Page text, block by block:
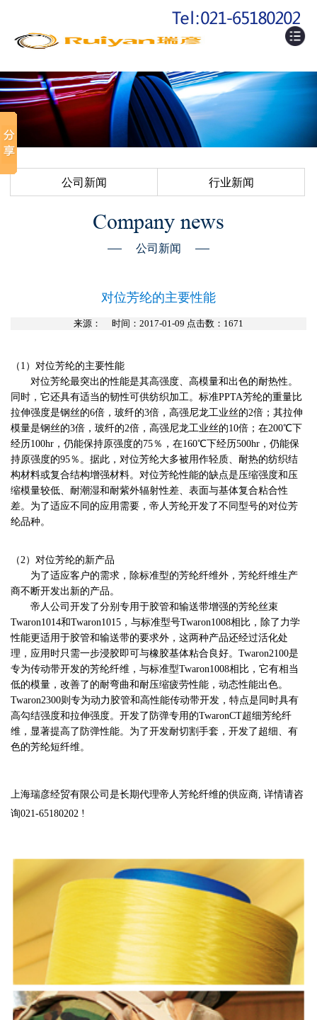
公司新闻 行业新闻
Company news
公司新闻
对位芳纶的主要性能
来源： 时间：2017-01-09 点击数： 1671
（1）对位芳纶的主要性能
对位芳纶最突出的性能是其高强度、高模量和出色的耐热性。
同时，它还具有适当的韧性可供纺织加工。标准PPTA芳纶的重量比
拉伸强度是钢丝的6倍，玻纤的3倍，高强尼龙工业丝的2倍；其拉伸
模量是钢丝的3倍，玻纤的2倍，高强尼龙工业丝的10倍；在200℃下
经历100hr，仍能保持原强度的75％，在160℃下经历500hr，仍能保
持原强度的95％。据此，对位芳纶大多被用作轻质、耐热的纺织结
构材料或复合结构增强材料。对位芳纶性能的缺点是压缩强度和压
缩模量较低、耐潮湿和耐紫外辐射性差、表面与基体复合粘合性
差。为了适应不同的应用需要，帝人芳纶开发了不同型号的对位芳
纶品种。
（2）对位芳纶的新产品
为了适应客户的需求，除标准型的芳纶纤维外，芳纶纤维生产
商不断开发出新的产品。
帝人公司开发了分别专用于胶管和输送带增强的芳纶丝束
Twaron1014和Twaron1015，与标准型号Twaron1008相比，除了力学
性能更适用于胶管和输送带的要求外，这两种产品还经过活化处
理，应用时只需一步浸胶即可与橡胶基体粘合良好。Twaron2100是
专为传动带开发的芳纶纤维，与标准型Twaron1008相比，它有相当
低的模量，改善了的耐弯曲和耐压缩疲劳性能，动态性能出色。
Twaron2300则专为动力胶管和高性能传动带开发，特点是同时具有
高勾结强度和拉伸强度。开发了防弹专用的TwaronCT超细芳纶纤
维，显著提高了防弹性能。为了开发耐切割手套，开发了超细、有
色的芳纶短纤维。
上海瑞彦经贸有限公司是长期代理帝人芳纶纤维的供应商, 详情请咨
询021-65180202 !